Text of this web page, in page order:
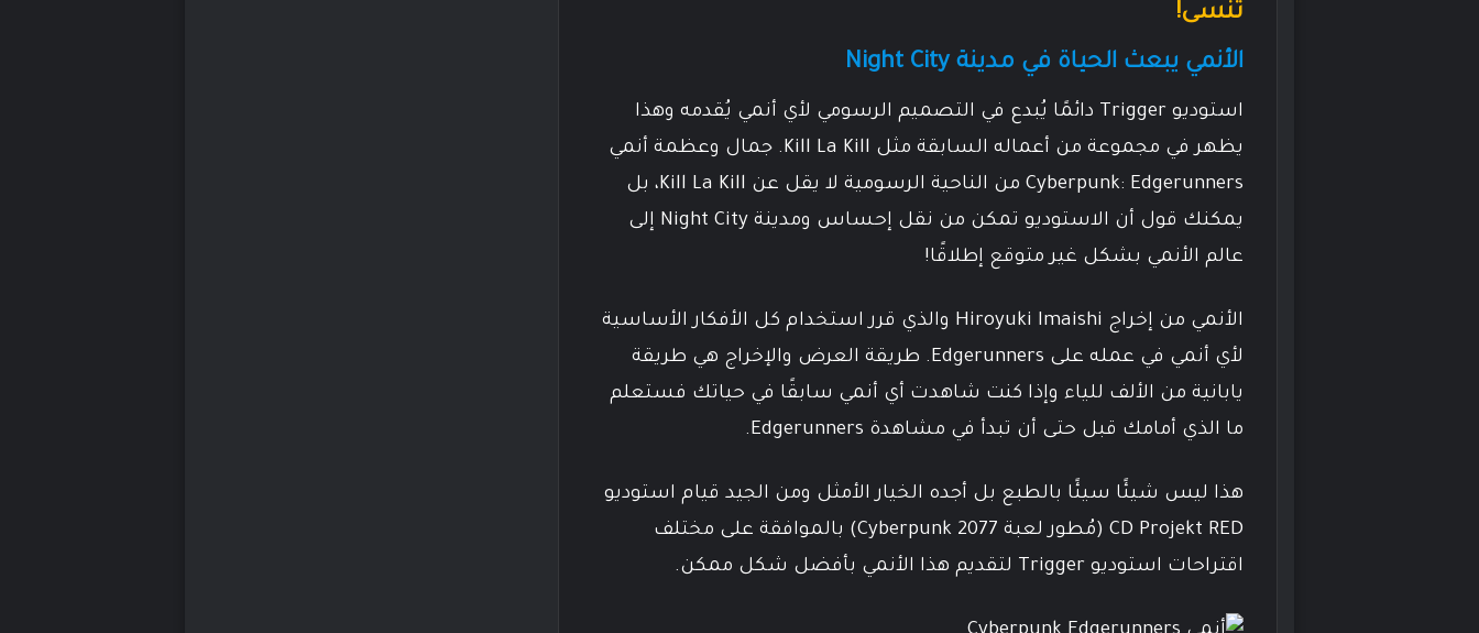
تُنسى!
الأنمي يبعث الحياة في مدينة Night City
استوديو Trigger دائمًا يُبدع في التصميم الرسومي لأي أنمي يُقدمه وهذا
يظهر في مجموعة من أعماله السابقة مثل Kill La Kill. جمال وعظمة أنمي
Cyberpunk: Edgerunners من الناحية الرسومية لا يقل عن Kill La Kill، بل
يمكنك قول أن الاستوديو تمكن من نقل إحساس ومدينة Night City إلى
عالم الأنمي بشكل غير متوقع إطلاقًا!
الأنمي من إخراج Hiroyuki Imaishi والذي قرر استخدام كل الأفكار الأساسية
لأي أنمي في عمله على Edgerunners. طريقة العرض والإخراج هي طريقة
يابانية من الألف للياء وإذا كنت شاهدت أي أنمي سابقًا في حياتك فستعلم
ما الذي أمامك قبل حتى أن تبدأ في مشاهدة Edgerunners.
هذا ليس شيئًا سيئًا بالطبع بل أجده الخيار الأمثل ومن الجيد قيام استوديو
CD Projekt RED (مُطور لعبة Cyberpunk 2077) بالموافقة على مختلف
اقتراحات استوديو Trigger لتقديم هذا الأنمي بأفضل شكل ممكن.